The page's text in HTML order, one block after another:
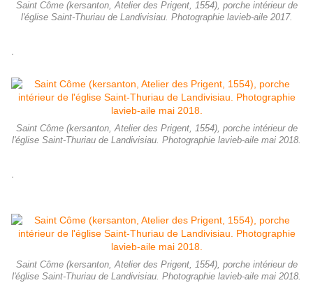
Saint Côme (kersanton, Atelier des Prigent, 1554), porche intérieur de
l'église Saint-Thuriau de Landivisiau. Photographie lavieb-aile 2017.
Saint Côme (kersanton, Atelier des Prigent, 1554), porche intérieur de
l'église Saint-Thuriau de Landivisiau. Photographie lavieb-aile mai 2018.
Saint Côme (kersanton, Atelier des Prigent, 1554), porche intérieur de
l'église Saint-Thuriau de Landivisiau. Photographie lavieb-aile mai 2018.